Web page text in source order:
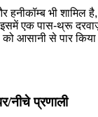
हनीकॉम्ब भी शामिल
एक पास-थ्रू
को आसानी से पार
नीचे प्रणाली